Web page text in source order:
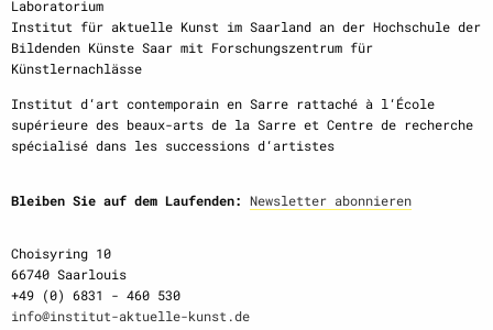
Laboratorium
Institut für aktuelle Kunst im Saarland an der Hochschule der
Bildenden Künste Saar mit Forschungszentrum für
Künstlernachlässe
Institut d‘art contemporain en Sarre rattaché à l‘École
supérieure des beaux-arts de la Sarre et Centre de recherche
spécialisé dans les successions d‘artistes
Bleiben Sie auf dem Laufenden: Newsletter abonnieren
Choisyring 10
66740 Saarlouis
+49 (0) 6831 - 460 530
info@institut-aktuelle-kunst.de